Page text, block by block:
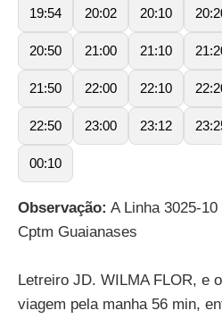
19:54 20:02 20:10
20:50 21:00 21:10
21:50 22:00 22:10
22:50 23:00 23:12
00:10
Observação: A Linha 3025-
Cptm Guaianases
Letreiro JD. WILMA FLOR, e
viagem pela manha 56 min,